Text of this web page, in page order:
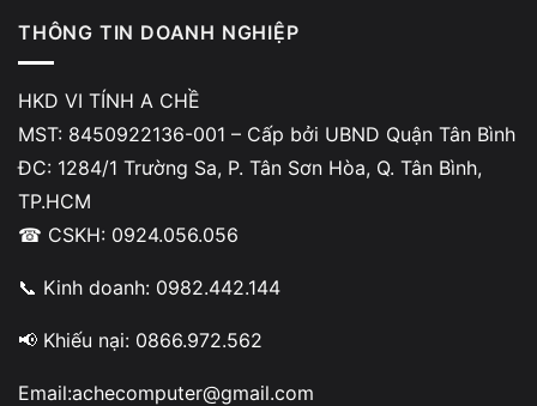
mạch nguồn trên mainboard. Khi đó, dù Windows đã
shutdown đúng cách, nguồn điện vẫn được cấp một phần,
làm quạt tiếp tục chạy.
2. Laptop shutdown xong vẫn chạy quạt
thì khắc phục thế nào cho đúng?
Các giải pháp dưới đây được sắp xếp
THÔNG TIN DOANH NGHIỆP
HKD VI TÍNH A CHỀ
MST: 8450922136-001 – Cấp bởi UBND Quận Tân Bình
ĐC: 1284/1 Trường Sa, P. Tân Sơn Hòa, Q. Tân Bình,
TP.HCM
☎ CSKH: 0924.056.056
📞 Kinh doanh: 0982.442.144
📢 Khiếu nại: 0866.972.562
Email:achecomputer@gmail.com